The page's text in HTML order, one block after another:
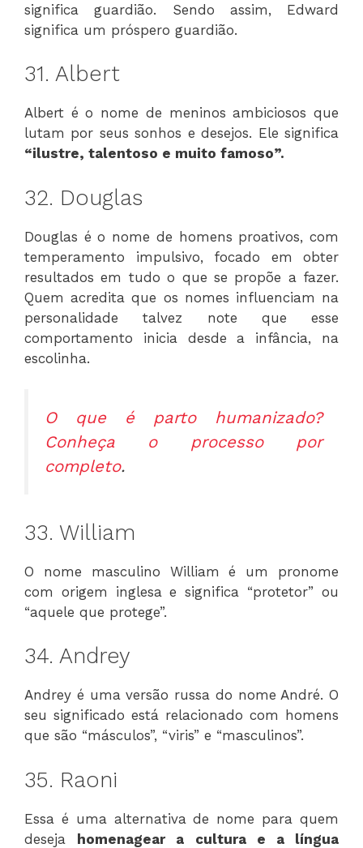
significa guardião. Sendo assim, Edward
significa um próspero guardião.
31. Albert
Albert é o nome de meninos ambiciosos que
lutam por seus sonhos e desejos. Ele significa
“ilustre, talentoso e muito famoso”.
32. Douglas
Douglas é o nome de homens proativos, com
temperamento impulsivo, focado em obter
resultados em tudo o que se propõe a fazer.
Quem acredita que os nomes influenciam na
personalidade talvez note que esse
comportamento inicia desde a infância, na
escolinha.
O que é parto humanizado?
Conheça o processo por
completo.
33. William
O nome masculino William é um pronome
com origem inglesa e significa “protetor” ou
“aquele que protege”.
34. Andrey
Andrey é uma versão russa do nome André. O
seu significado está relacionado com homens
que são “másculos”, “viris” e “masculinos”.
35. Raoni
Essa é uma alternativa de nome para quem
deseja homenagear a cultura e a língua